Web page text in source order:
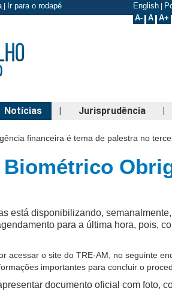
| Ir para o rodapé English
A- A A+
Notícias | Jurisprudência |
financeira é tema de palestra no
Biométrico
está disponibilizando,
para a última hora, pois,
acessar o site do TRE-AM, no seguinte
importantes para concluir o
documento oficial com foto,